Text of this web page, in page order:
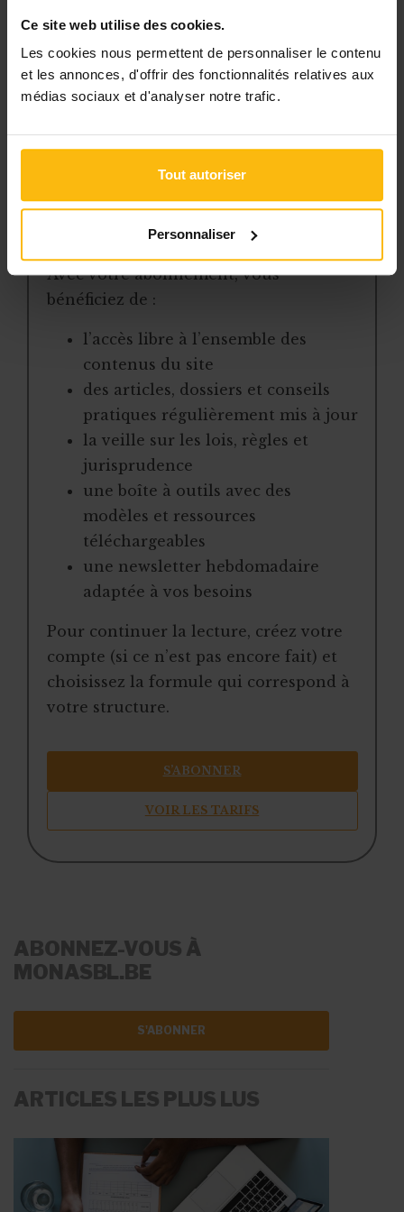
Ce site web utilise des cookies.
Les cookies nous permettent de personnaliser le contenu
et les annonces, d'offrir des fonctionnalités relatives aux
médias sociaux et d'analyser notre trafic.
Tout autoriser
Personnaliser
Cet article est réservé aux
un accès complet à des ressources
pratiques et à une expertise actualisée
pour gérer efficacement votre ASBL.
Avec votre abonnement, vous
bénéficiez de :
l’accès libre à l’ensemble des
contenus du site
des articles, dossiers et conseils
pratiques régulièrement mis à jour
la veille sur les lois, règles et
jurisprudence
une boîte à outils avec des
modèles et ressources
téléchargeables
une newsletter hebdomadaire
adaptée à vos besoins
Pour continuer la lecture, créez votre
compte (si ce n’est pas encore fait) et
choisissez la formule qui correspond à
votre structure.
S’ABONNER
VOIR LES TARIFS
ABONNEZ-VOUS À
MONASBL.BE
S'ABONNER
ARTICLES LES PLUS LUS